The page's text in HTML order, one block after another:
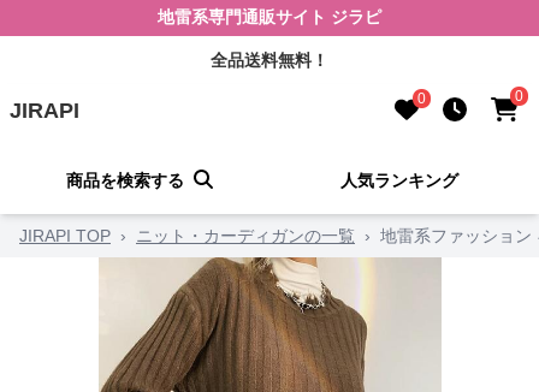
地雷系専門通販サイト ジラピ
全品送料無料！
JIRAPI 0 0
商品を検索する 人気ランキング
JIRAPI TOP › ニット・カーディガンの一覧 › 地雷系ファッション